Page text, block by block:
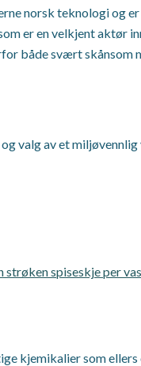
norsk teknologi og
er en velkjent aktør
både svært skånsom
valg av et miljøvennlig
strøken spiseskje per
kjemikalier som